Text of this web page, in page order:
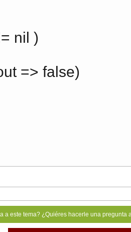
nil )
=> false)
a este tema? ¿Quiéres hacerle una